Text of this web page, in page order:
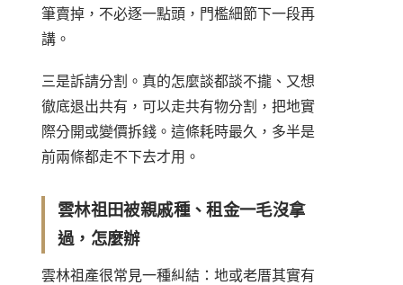
筆賣掉，不必逐一點頭，門檻細節下一段再
講。
三是訴請分割。真的怎麼談都談不攏、又想
徹底退出共有，可以走共有物分割，把地實
際分開或變價拆錢。這條耗時最久，多半是
前兩條都走不下去才用。
雲林祖田被親戚種、租金一毛沒拿
過，怎麼辦
雲林祖產很常見一種糾結：地或老厝其實有